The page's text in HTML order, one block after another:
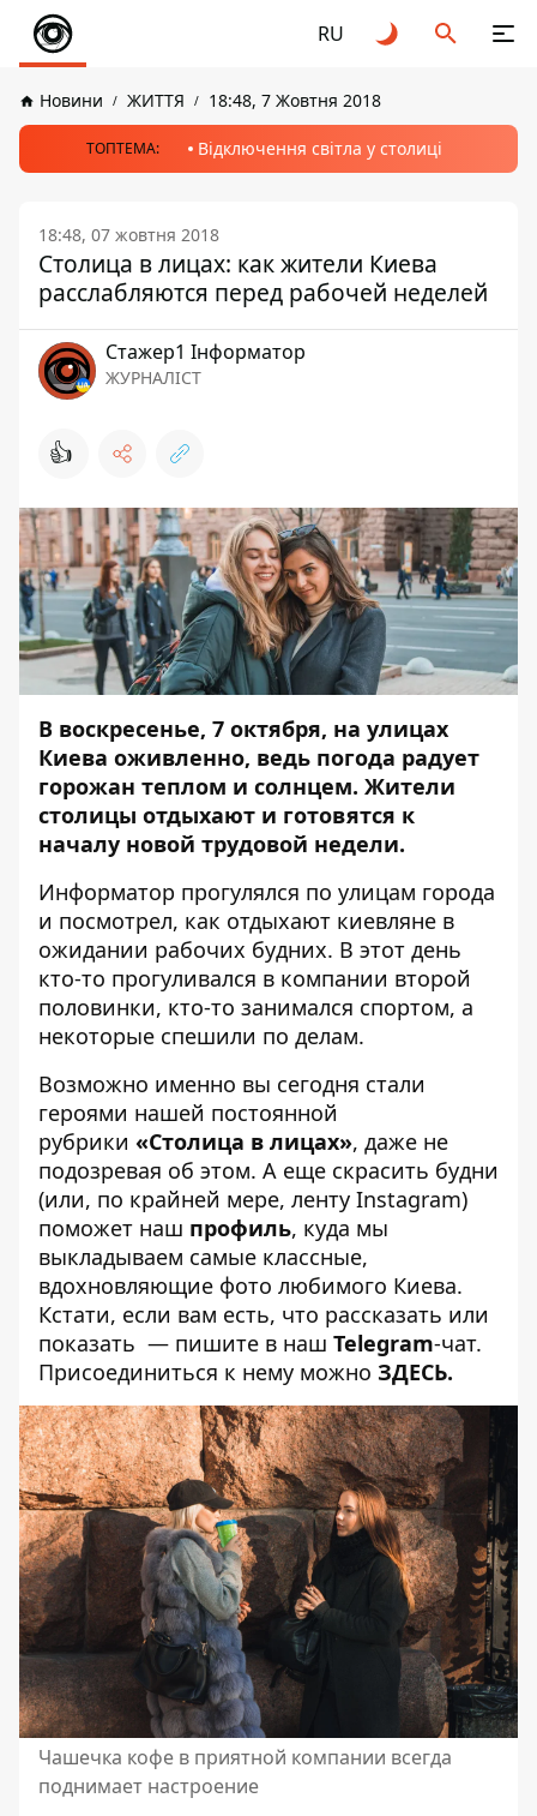
RU
Новини ЖИТТЯ 18:48, 7 Жовтня 2018
ТОПТЕМА: Відключення світла у столиці
18:48, 07 жовтня 2018
Столица в лицах: как жители Киева
расслабляются перед рабочей неделей
Стажер1 Інформатор
ЖУРНАЛІСТ
👍
В воскресенье, 7 октября, на улицах
Киева оживленно, ведь погода радует
горожан теплом и солнцем. Жители
столицы отдыхают и готовятся к
началу новой трудовой недели.
Информатор прогулялся по улицам города
и посмотрел, как отдыхают киевляне в
ожидании рабочих будних. В этот день
кто-то прогуливался в компании второй
половинки, кто-то занимался спортом, а
некоторые спешили по делам.
Возможно именно вы сегодня стали
героями нашей постоянной
рубрики «Столица в лицах», даже не
подозревая об этом. А еще скрасить будни
(или, по крайней мере, ленту Instagram)
поможет наш профиль, куда мы
выкладываем самые классные,
вдохновляющие фото любимого Киева.
Кстати, если вам есть, что рассказать или
показать — пишите в наш Telegram-чат.
Присоединиться к нему можно ЗДЕСЬ.
Чашечка кофе в приятной компании всегда
поднимает настроение